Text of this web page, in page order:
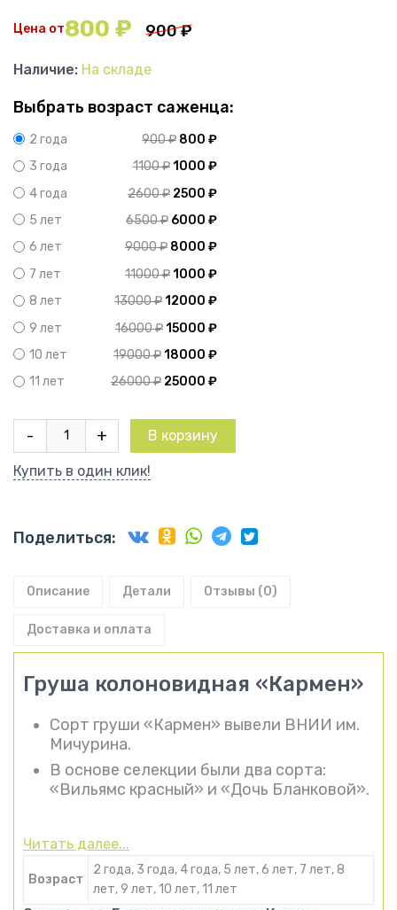
Цена от 900₽
800 ₽
Наличие: На складе
Выбрать возраст саженца:
2 года 900₽ 800 ₽
3 года
1100₽1000 ₽
4 года
2600₽ 2500 ₽
5 лет
6500₽ 6000 ₽
6 лет
9000₽ 8000 ₽
7 лет
11000₽1000 ₽
8 лет
13000₽12000 ₽
9 лет
16000₽15000 ₽
10 лет
19000₽18000 ₽
11 лет
26000₽ 25000 ₽
-
Количество
Груша
+ В корзину
Купить в один клик!
Поделиться:
Описание Детали Отзывы (0)
Доставка и оплата
Груша колоновидная «Кармен»
Сорт груши «Кармен» вывели ВНИИ им.
Мичурина.
В основе селекции были два сорта:
«Вильямс красный» и «Дочь Бланковой».
Читать далее...
Возраст
2 года, 3 года, 4 года, 5 лет, 6 лет, 7 лет, 8
лет, 9 лет, 10 лет, 11 лет